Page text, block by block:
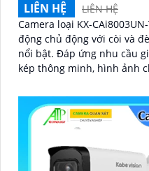
LIÊN HỆ
LIÊN HỆ
Camera loại KX-
động chủ động với còi và
nổi bật. Đáp ứng nhu cầu giám sát ban đêm với ánh sáng
kép thông minh, hình ảnh